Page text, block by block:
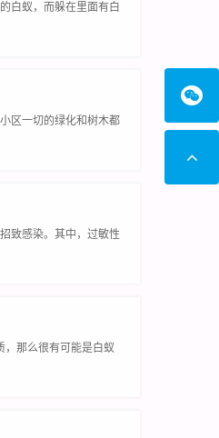
白蚁，而躲在里面有白
区一切的绿化和树木都
致感染。其中，过敏性
，那么很有可能是白蚁